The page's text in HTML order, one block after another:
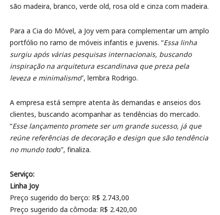
são madeira, branco, verde old, rosa old e cinza com madeira.
Para a Cia do Móvel, a Joy vem para complementar um amplo
portfólio no ramo de móveis infantis e juvenis. “Essa linha
surgiu após várias pesquisas internacionais, buscando
inspiração na arquitetura escandinava que preza pela
leveza e minimalismo”, lembra Rodrigo.
A empresa está sempre atenta às demandas e anseios dos
clientes, buscando acompanhar as tendências do mercado.
“Esse lançamento promete ser um grande sucesso, já que
reúne referências de decoração e design que são tendência
no mundo todo”, finaliza.
Serviço:
Linha Joy
Preço sugerido do berço: R$ 2.743,00
Preço sugerido da cômoda: R$ 2.420,00